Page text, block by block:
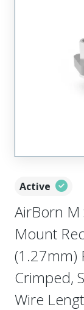
Active
AirBorn M
Mount
(1.27mm)
Crimped,
Wire